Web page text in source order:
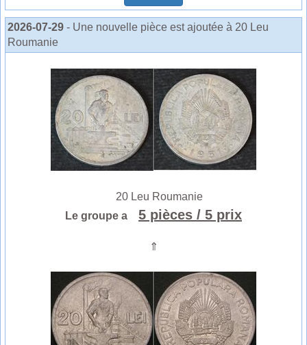
2026-07-29 - Une nouvelle pièce est ajoutée à 20 Leu
Roumanie
20 Leu Roumanie
Le groupe a
5 pièces / 5 prix
⇑